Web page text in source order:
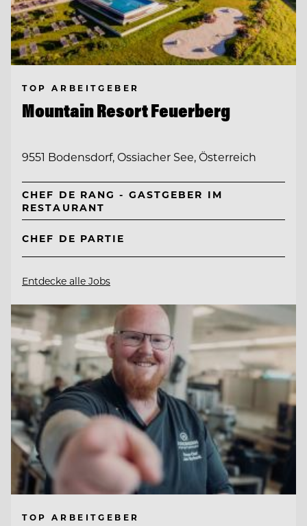
TOP ARBEITGEBER
Mountain Resort Feuerberg
9551 Bodensdorf, Ossiacher See, Österreich
CHEF DE RANG - GASTGEBER IM
RESTAURANT
CHEF DE PARTIE
Entdecke alle Jobs
TOP ARBEITGEBER